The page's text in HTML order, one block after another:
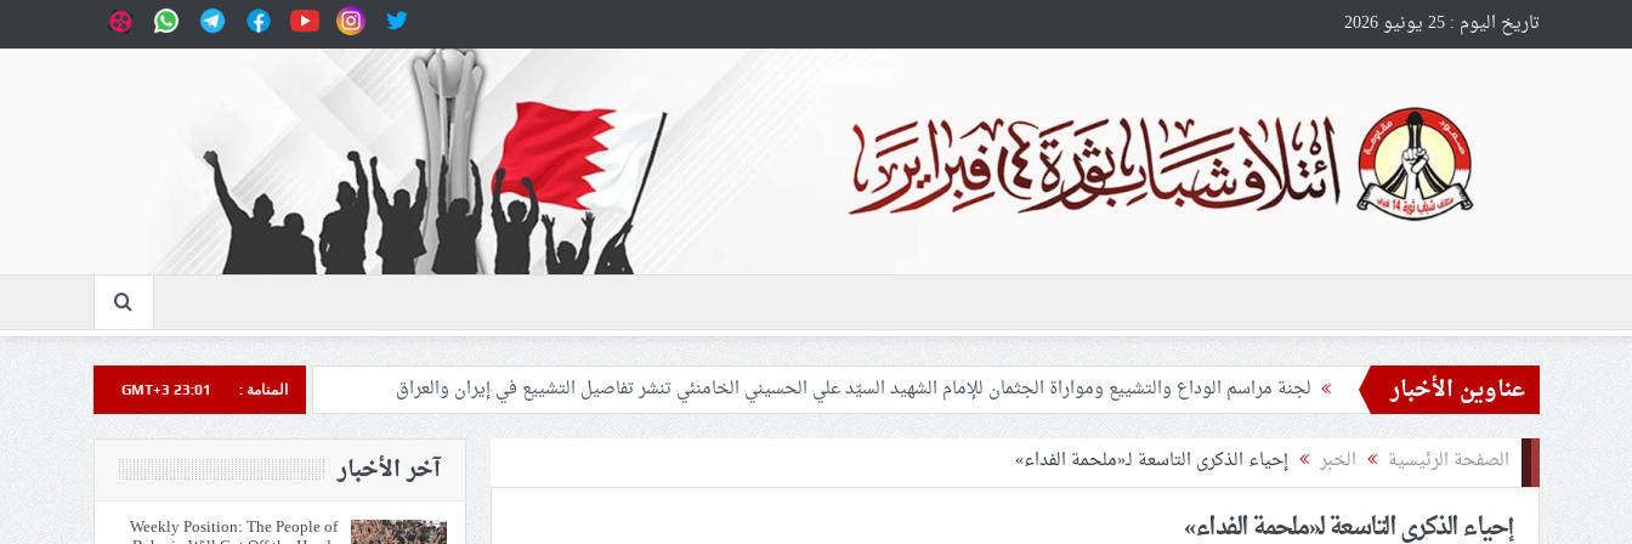
تاريخ اليوم : 25 يونيو 2026
عناوين الأخبار
تحذيرات من استغلال الأوضاع في غزّة لإشعال صراعات داخليّة تخدم الاحتلال
ملفّ إنسانيّ مؤلم.. الأسيرات الفلسطينيّات بين القمع والإهمال الطبي
55 مأتمًا وحسينيّة يعترضون على الإجراءات القمعيّة للنظام في موسم عاشوراء
النظام الخليفيّ يدسّ عيونه بين المشاركين في مواكب العزاء ويعتقل العشرات من الشبّان
GMT+3 23:01 المنامة :
الصفحة الرئيسية الخبر إحياء الذكرى التاسعة لـ«ملحمة الفداء»
إحياء الذكرى التاسعة لـ«ملحمة الفداء»
آخر الأخبار
Weekly Position: The People of